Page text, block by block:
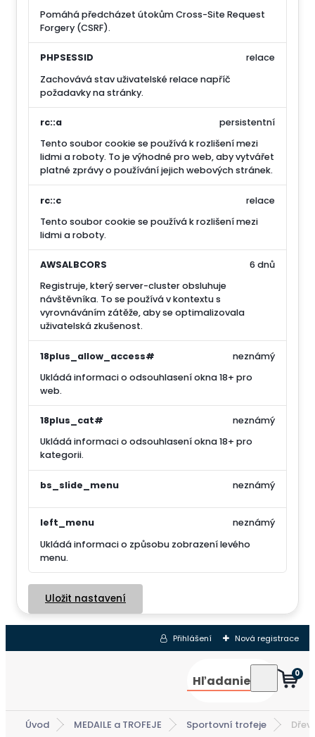
Pomáhá předcházet útokům Cross-Site Request
Forgery (CSRF).
PHPSESSID
Zachovává stav uživatelské relace napříč
požadavky na stránky.
relace
rc::a
Tento soubor cookie se používá k rozlišení mezi
lidmi a roboty. To je výhodné pro web, aby vytvářet
platné zprávy o používání jejich webových stránek.
persistentní
rc::c
Tento soubor cookie se používá k rozlišení mezi
lidmi a roboty.
relace
AWSALBCORS
Registruje, který server-cluster obsluhuje
návštěvníka. To se používá v kontextu s
vyrovnáváním zátěže, aby se optimalizovala
uživatelská zkušenost.
6 dnů
18plus_allow_access#
Ukládá informaci o odsouhlasení okna 18+ pro
web.
neznámý
18plus_cat#
Ukládá informaci o odsouhlasení okna 18+ pro
kategorii.
neznámý
bs_slide_menu neznámý
left_menu
Ukládá informaci o způsobu zobrazení levého
menu.
neznámý
Uložit nastavení
Přihlášení Nová registrace
Hľadanie 0
Úvod MEDAILE a TROFEJE Sportovní trofeje